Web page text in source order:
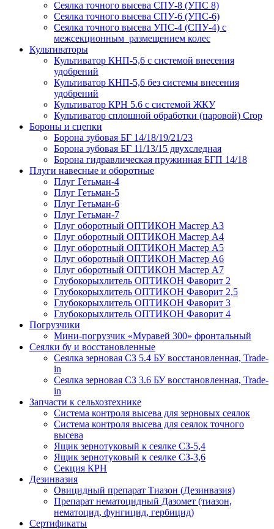
Сеялка точного высева СПУ-8 (УПС 8)
Сеялка точного высева СПУ-6 (УПС-6)
Сеялка точного высева УПС-4 (СПУ-4) с
межсекционным размещением колес
Культиваторы
Культиватор КНП-5,6 с системой внесения
удобрений
Культиватор КНП-5,6 без системы внесения
удобрений
Культиватор КРН 5.6 с системой ЖКУ
Культиватор сплошной обработки (паровой) Crop
Бороны и сцепки
Борона зубовая БГ 14/18/19/21/23
Борона зубовая БГ 11/13/15 двухследная
Борона гидравлическая пружинная БГП 14/18
Плуги навесные и оборотные
Плуг Гетьман-4
Плуг Гетьман-5
Плуг Гетьман-6
Плуг Гетьман-7
Плуг оборотный ОПТИКОН Мастер А3
Плуг оборотный ОПТИКОН Мастер А4
Плуг оборотный ОПТИКОН Мастер А5
Плуг оборотный ОПТИКОН Мастер А6
Плуг оборотный ОПТИКОН Мастер А7
Глубокорыхлитель ОПТИКОН Фаворит 2
Глубокорыхлитель ОПТИКОН Фаворит 2,5
Глубокорыхлитель ОПТИКОН Фаворит 3
Глубокорыхлитель ОПТИКОН Фаворит 4
Погрузчики
Мини-погрузчик «Муравей 300» фронтальный
Сеялки бу и восстановленные
Сеялка зерновая СЗ 5.4 БУ восстановленная, Trade-
in
Сеялка зерновая СЗ 3.6 БУ восстановленная, Trade-
in
Запчасти к сельхозтехнике
Система контроля высева для зерновых сеялок
Система контроля высева для сеялок точного
высева
Ящик зернотуковый к сеялке СЗ-5,4
Ящик зернотуковый к сеялке СЗ-3,6
Секция КРН
Дезинвазия
Овицидный препарат Тиазон (Дезинвазия)
Препарат нематоцидный Дазомет (тиазон,
нематоцид, фунгицид, гербицид)
Сертификаты